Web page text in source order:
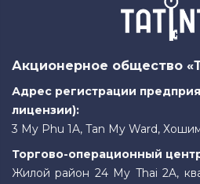
Акционерное общество
Адрес регистрации
лицензии):
3 My Phu 1A, Tan My Ward,
Торгово-операционный
Жилой район 24 My Thai 2A,